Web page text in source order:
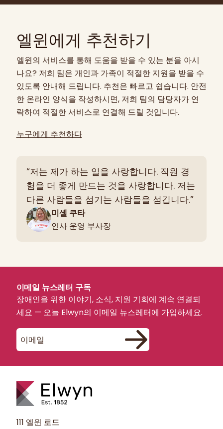
니다.
인이 더 큰 독립성, 안정성 및 전반적인 웰빙을 달
성하도록 돕기 위해 개인에게 맞춤화됩니다.
엘윈에게 추천하기
엘윈의 서비스를 통해 도움을 받을 수 있는 분을 아시
나요? 저희 팀은 개인과 가족이 적절한 지원을 받을 수
있도록 안내해 드립니다. 추천은 빠르고 쉽습니다. 안전
한 온라인 양식을 작성하시면, 저희 팀의 담당자가 연
락하여 적절한 서비스로 연결해 드릴 것입니다.
누구에게 추천하다
“저는 제가 하는 일을 사랑합니다. 직원 경
험을 더 좋게 만드는 것을 사랑합니다. 저는
다른 사람들을 섬기는 사람들을 섬깁니다.”
미셸 쿠타
인사 운영 부사장
이메일 뉴스레터 구독
장애인을 위한 이야기, 소식, 지원 기회에 계속 연결되
세요 — 오늘 Elwyn의 이메일 뉴스레터에 가입하세요.
111 엘윈 로드